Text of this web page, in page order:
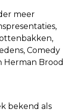
meer
Comedy
Herman Brood
bekend als